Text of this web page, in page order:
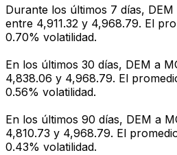
Durante los últimos 7 días,
entre 4,911.32 y 4,968.79. El
0.70% volatilidad.
En los últimos 30 días, DEM a
4,838.06 y 4,968.79. El
0.56% volatilidad.
En los últimos 90 días, DEM a
4,810.73 y 4,968.79. El
0.43% volatilidad.